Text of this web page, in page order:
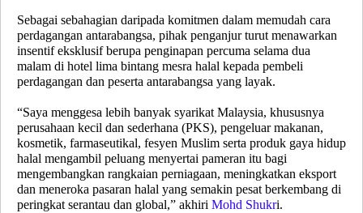
Sebagai sebahagian daripada komitmen dalam memudah cara
perdagangan antarabangsa, pihak penganjur turut menawarkan
insentif eksklusif berupa penginapan percuma selama dua
malam di hotel lima bintang mesra halal kepada pembeli
perdagangan dan peserta antarabangsa yang layak.
“Saya menggesa lebih banyak syarikat Malaysia, khususnya
perusahaan kecil dan sederhana (PKS), pengeluar makanan,
kosmetik, farmaseutikal, fesyen Muslim serta produk gaya hidup
halal mengambil peluang menyertai pameran itu bagi
mengembangkan rangkaian perniagaan, meningkatkan eksport
dan meneroka pasaran halal yang semakin pesat berkembang di
peringkat serantau dan global,” akhiri Mohd Shukri.